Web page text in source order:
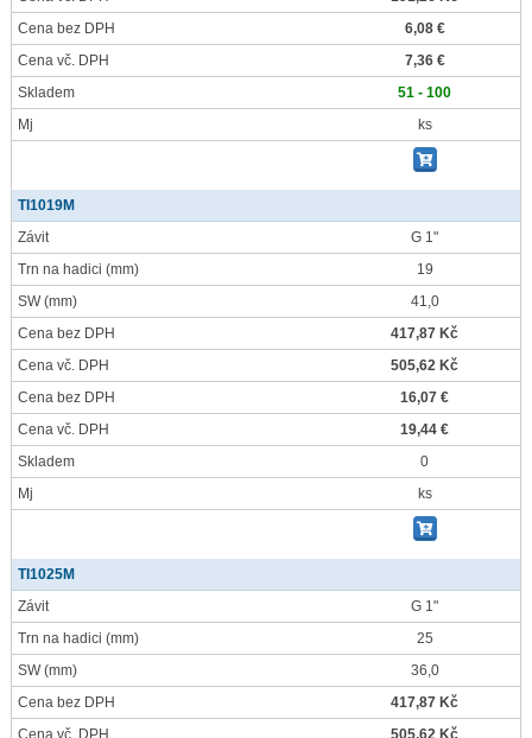
Cena bez DPH
6,08 €
Cena vč. DPH
7,36 €
Skladem
51 - 100
Mj
ks
TI1019M
Závit
G 1"
Trn na hadici (mm)
19
SW(mm)
41,0
Cena bez DPH
417,87 Kč
Cena vč. DPH
505,62 Kč
Cena bez DPH
16,07 €
Cena vč. DPH
19,44 €
Skladem
0
Mj
ks
TI1025M
Závit
G 1"
Trn na hadici (mm)
25
SW(mm)
36,0
Cena bez DPH
417,87 Kč
Cena vč. DPH
505,62 Kč